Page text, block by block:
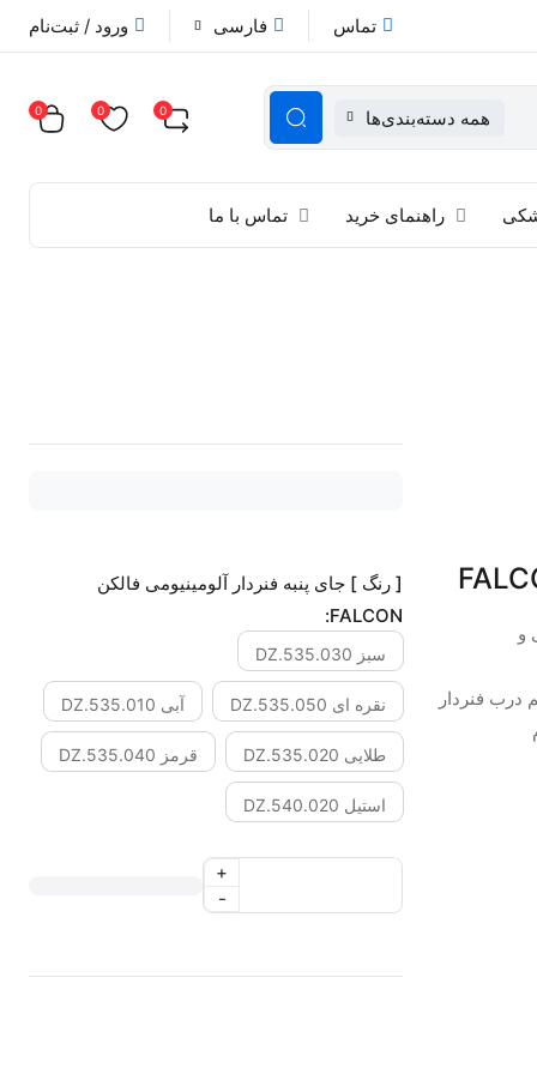
تماس فارسی ورود / ثبت‌نام
همه دسته‌بندی‌ها 0
0
0
راهنمای خرید تماس با ما
و
فنردار
[ رنگ ] جای پنبه فنردار آلومینیومی فالکن
FALCON:
سبز DZ.535.030
نقره ای DZ.535.050 آبی DZ.535.010
طلایی DZ.535.020 قرمز DZ.535.040
استیل DZ.540.020
-
+